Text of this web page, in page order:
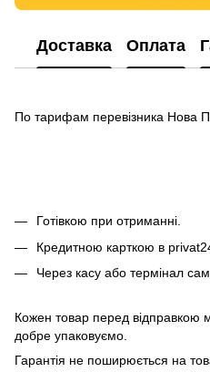
Доставка Оплата
По тарифам перевізника Нова
Готівкою при отриманні.
Кредитною карткою в
Через касу або термінал
Кожен товар перед відправкою
добре упаковуємо.
Гарантія не поширюється на